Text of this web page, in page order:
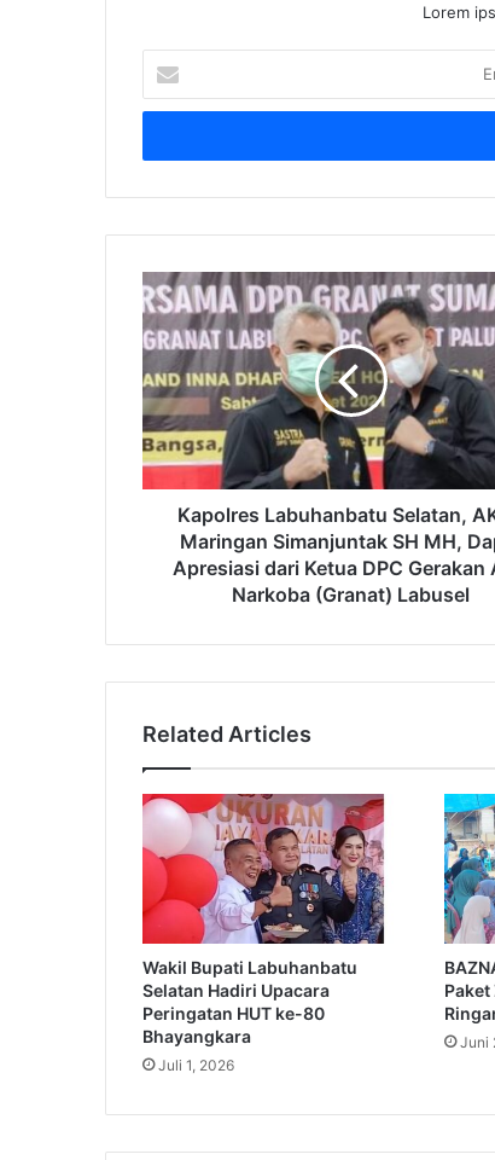
Lorem
your
Email
Kapolres Labuhanbatu Selatan,
Maringan Simanjuntak SH MH,
Apresiasi dari Ketua DPC Gerakan
Narkoba (Granat) Labusel
Related Articles
Wakil Bupati Labuhanbatu
Selatan Hadiri Upacara
Peringatan HUT ke-80
Bhayangkara
Juli 1, 2026
Paket
Juni